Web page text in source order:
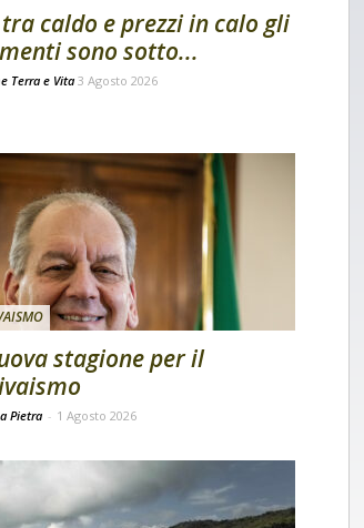
caldo e prezzi in calo gli
sono sotto...
Terra e Vita3 Agosto 2026
stagione per il
Pietra - 1 Agosto 2026